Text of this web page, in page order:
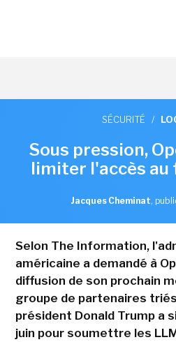
SÉCURITÉ /
Sous pression,
limiter l'accès au
Jacques Cheminat,
Selon The Information,
américaine a demandé à
diffusion de son prochain
groupe de partenaires
président Donald Trump a
juin pour soumettre les